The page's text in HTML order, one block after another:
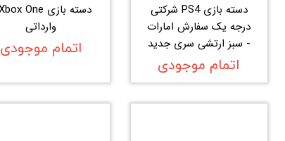
دسته بازی PS4 شرکتی
درجه یک سفارش امارات
- سبز ارتشی سری جدید
اتمام موجودی
وارداتی
اتمام موجودی